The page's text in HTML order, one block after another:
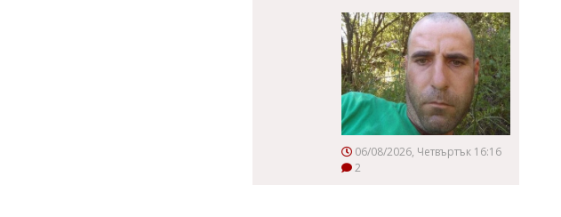
06/08/2026, Четвъртък 16:16
2